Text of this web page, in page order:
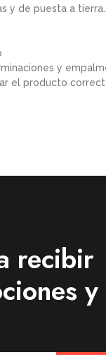
y de puesta a tierra.
y
el producto
recibir
y